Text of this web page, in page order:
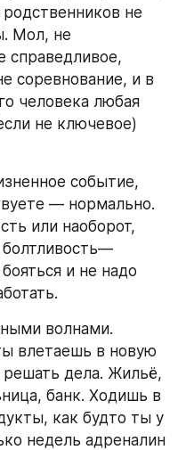
не
Мол, не
справедливое,
соревнование, и в
человека любая
не ключевое)
событие,
— нормально.
или наоборот,
и не надо
волнами.
влетаешь в новую
решать дела. Жильё,
банк. Ходишь в
как будто ты у
недель адреналин